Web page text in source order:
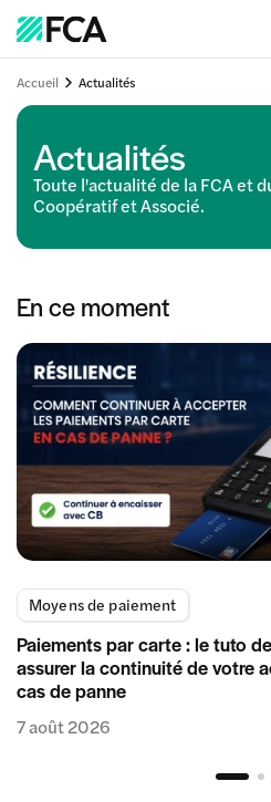
Accueil Actualités
Actualités
Toute l'actualité de la FCA et
Coopératif et Associé.
En ce moment
Moyens de paiement
Paiements par carte : le tuto
assurer la continuité de votre
cas de panne
7 août 2026